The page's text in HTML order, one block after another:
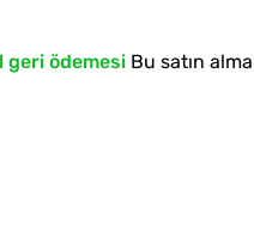
geri ödemesi Bu satın